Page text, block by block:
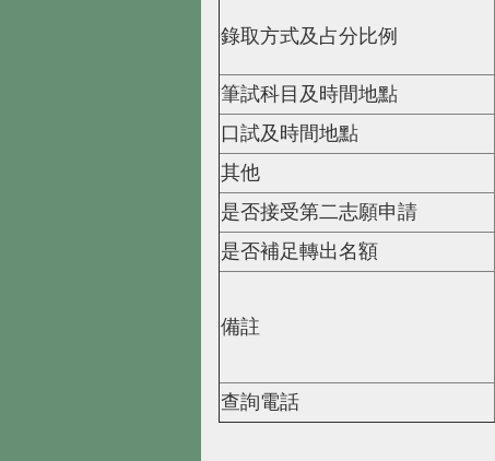
錄取方式及占分比例
筆試科目及時間地點
口試及時間地點
其他
是否接受第二志願申請
是否補足轉出名額
備註
查詢電話